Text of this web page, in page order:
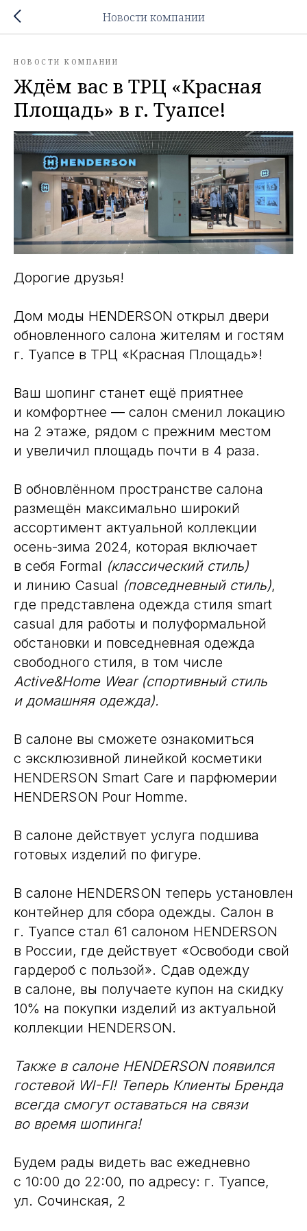
Новости компании
НОВОСТИ КОМПАНИИ
Ждём вас в ТРЦ «Красная
Площадь» в г. Туапсе!
Дорогие друзья!
Дом моды HENDERSON открыл двери
обновленного салона жителям и гостям
г. Туапсе в ТРЦ «Красная Площадь»!
Ваш шопинг станет ещё приятнее
и комфортнее — салон сменил локацию
на 2 этаже, рядом с прежним местом
и увеличил площадь почти в 4 раза.
В обновлённом пространстве салона
размещён максимально широкий
ассортимент актуальной коллекции
осень-зима 2024, которая включает
в себя Formal (классический стиль)
и линию Casual (повседневный стиль),
где представлена одежда стиля smart
casual для работы и полуформальной
обстановки и повседневная одежда
свободного стиля, в том числе
Active&Home Wear (спортивный стиль
и домашняя одежда).
В салоне вы сможете ознакомиться
с эксклюзивной линейкой косметики
HENDERSON Smart Care и парфюмерии
HENDERSON Pour Homme.
В салоне действует услуга подшива
готовых изделий по фигуре.
В салоне HENDERSON теперь установлен
контейнер для сбора одежды. Салон в
г. Туапсе стал 61 салоном HENDERSON
в России, где действует «Освободи свой
гардероб с пользой». Сдав одежду
в салоне, вы получаете купон на скидку
10% на покупки изделий из актуальной
коллекции HENDERSON.
Также в салоне HENDERSON появился
гостевой WI-FI! Теперь Клиенты Бренда
всегда смогут оставаться на связи
во время шопинга!
Будем рады видеть вас ежедневно
с 10:00 до 22:00, по адресу: г. Туапсе,
ул. Сочинская, 2